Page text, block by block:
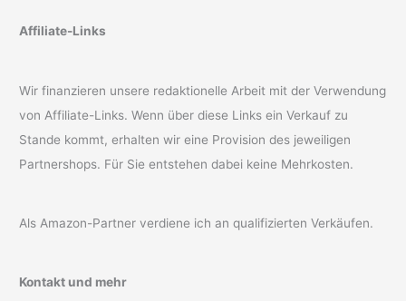
Affiliate-Links
Wir finanzieren unsere redaktionelle Arbeit mit der Verwendung
von Affiliate-Links. Wenn über diese Links ein Verkauf zu
Stande kommt, erhalten wir eine Provision des jeweiligen
Partnershops. Für Sie entstehen dabei keine Mehrkosten.
Als Amazon-Partner verdiene ich an qualifizierten Verkäufen.
Kontakt und mehr